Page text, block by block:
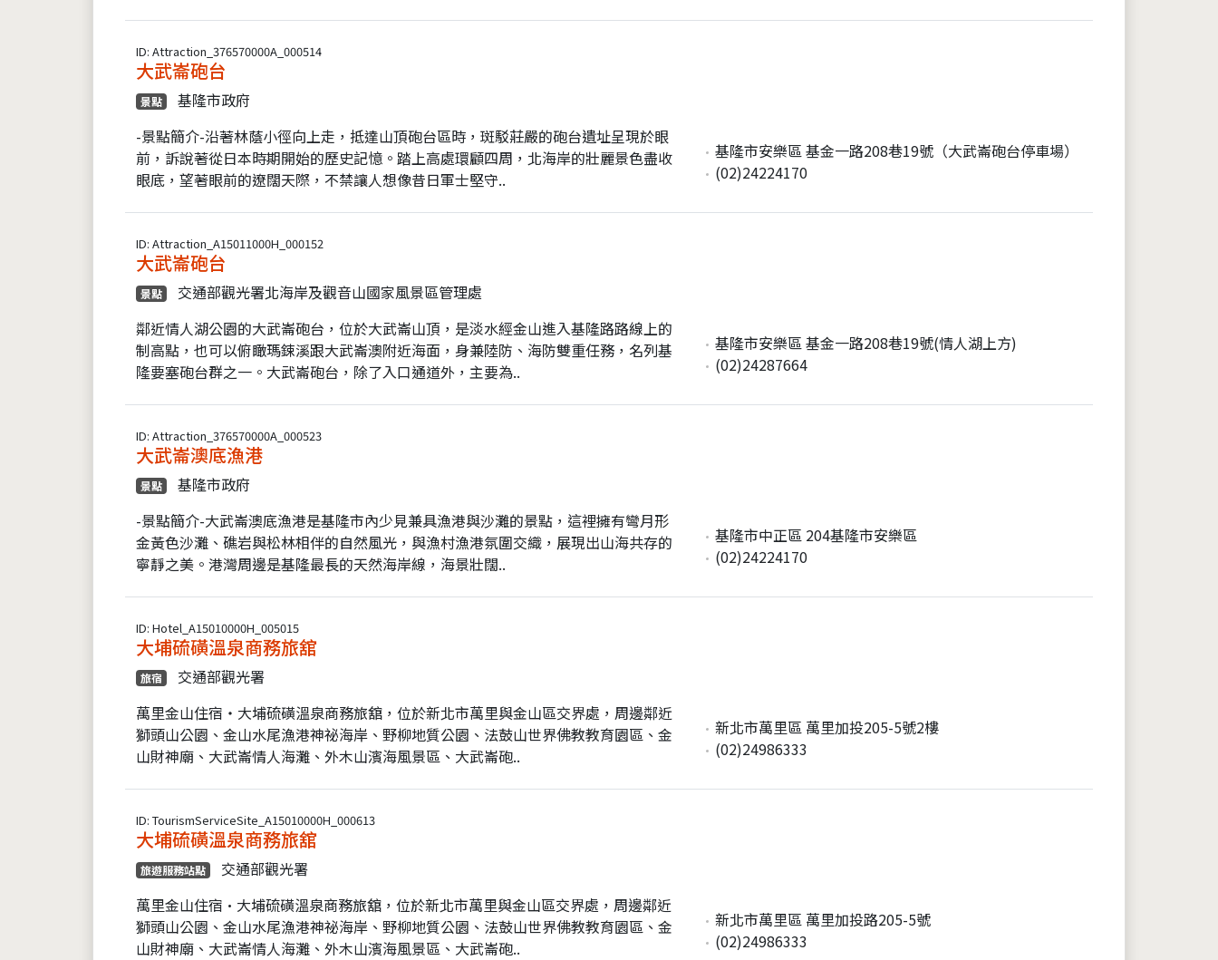
ID: Attraction_376570000A_000514
大武崙砲台
景點
基隆市政府
-景點簡介-沿著林蔭小徑向上走，抵達山頂砲台區時，斑駁莊嚴的砲台遺址呈現於眼
前，訴說著從日本時期開始的歷史記憶。踏上高處環顧四周，北海岸的壯麗景色盡收
眼底，望著眼前的遼闊天際，不禁讓人想像昔日軍士堅守..
基隆市安樂區 基金一路208巷19號（大武崙砲台停車場）
(02)24224170
ID: Attraction_A15011000H_000152
大武崙砲台
景點
交通部觀光署北海岸及觀音山國家風景區管理處
鄰近情人湖公園的大武崙砲台，位於大武崙山頂，是淡水經金山進入基隆路路線上的
制高點，也可以俯瞰瑪鋉溪跟大武崙澳附近海面，身兼陸防、海防雙重任務，名列基
隆要塞砲台群之一。大武崙砲台，除了入口通道外，主要為..
基隆市安樂區 基金一路208巷19號(情人湖上方)
(02)24287664
ID: Attraction_376570000A_000523
大武崙澳底漁港
景點
基隆市政府
-景點簡介-大武崙澳底漁港是基隆市內少見兼具漁港與沙灘的景點，這裡擁有彎月形
金黃色沙灘、礁岩與松林相伴的自然風光，與漁村漁港氛圍交織，展現出山海共存的
寧靜之美。港灣周邊是基隆最長的天然海岸線，海景壯闊..
基隆市中正區 204基隆市安樂區
(02)24224170
ID: Hotel_A15010000H_005015
大埔硫磺溫泉商務旅舘
旅宿
交通部觀光署
萬里金山住宿‧大埔硫磺溫泉商務旅舘，位於新北市萬里與金山區交界處，周邊鄰近
獅頭山公園、金山水尾漁港神祕海岸、野柳地質公園、法鼓山世界佛教教育園區、金
山財神廟、大武崙情人海灘、外木山濱海風景區、大武崙砲..
新北市萬里區 萬里加投205-5號2樓
(02)24986333
ID: TourismServiceSite_A15010000H_000613
大埔硫磺溫泉商務旅舘
旅遊服務站點
交通部觀光署
萬里金山住宿•大埔硫磺溫泉商務旅舘，位於新北市萬里與金山區交界處，周邊鄰近
獅頭山公園、金山水尾漁港神祕海岸、野柳地質公園、法鼓山世界佛教教育園區、金
山財神廟、大武崙情人海灘、外木山濱海風景區、大武崙砲..
新北市萬里區 萬里加投路205-5號
(02)24986333